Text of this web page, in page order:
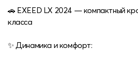
🚗 EXEED LX 2024 — компактный
класса
✨ Динамика и комфорт: